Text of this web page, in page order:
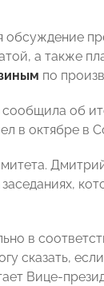
обсуждение
а также
по
об
в октябре в
в
сказать,
Вице-